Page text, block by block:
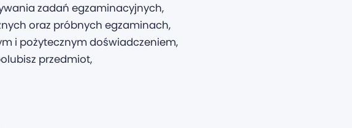
zadań egzaminacyjnych,
oraz próbnych egzaminach,
i pożytecznym doświadczeniem,
przedmiot,